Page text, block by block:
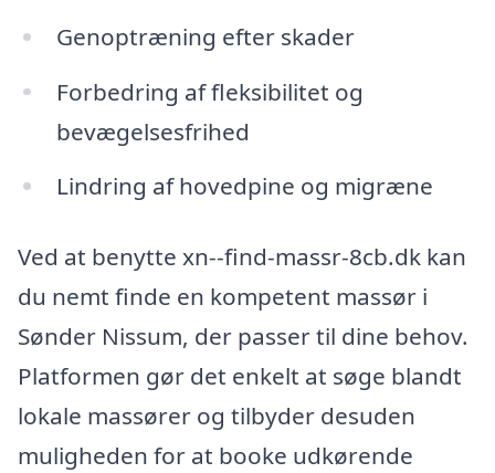
Genoptræning efter skader
Forbedring af fleksibilitet og
bevægelsesfrihed
Lindring af hovedpine og migræne
Ved at benytte xn--find-massr-8cb.dk kan
du nemt finde en kompetent massør i
Sønder Nissum, der passer til dine behov.
Platformen gør det enkelt at søge blandt
lokale massører og tilbyder desuden
muligheden for at booke udkørende